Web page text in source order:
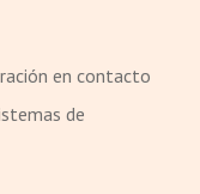
en contacto
de